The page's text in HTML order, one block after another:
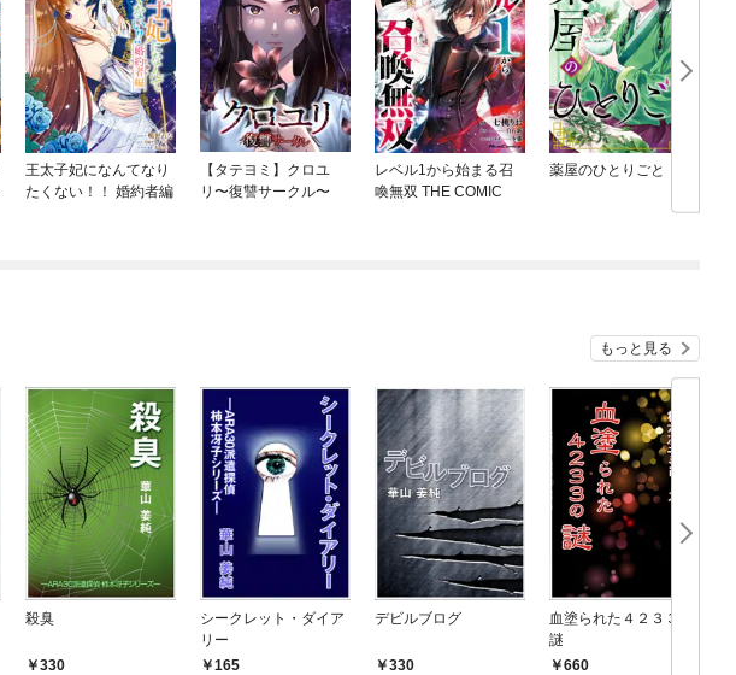
王太子妃になんてなり
たくない！！ 婚約者編
【タテヨミ】クロユ
リ〜復讐サークル〜
レベル1から始まる召
喚無双 THE COMIC
薬屋のひとりごと
もっと見る
殺臭
330
シークレット・ダイア
リー
165
デビルブログ
330
血塗られた４２３３の
謎
660